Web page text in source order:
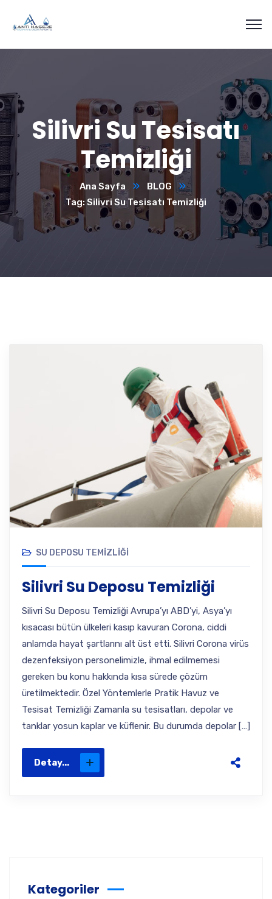
Silivri Su Tesisatı
Temizliği
Ana Sayfa
BLOG
Tag: Silivri Su Tesisatı Temizliği
SU DEPOSU TEMIZLIĞI
Silivri Su Deposu Temizliği
Silivri Su Deposu Temizliği Avrupa’yı ABD’yi, Asya’yı
kısacası bütün ülkeleri kasıp kavuran Corona, ciddi
anlamda hayat şartlarını alt üst etti. Silivri Corona virüs
dezenfeksiyon personelimizle, ihmal edilmemesi
gereken bu konu hakkında kısa sürede çözüm
üretilmektedir. Özel Yöntemlerle Pratik Havuz ve
Tesisat Temizliği Zamanla su tesisatları, depolar ve
tanklar yosun kaplar ve küflenir. Bu durumda depolar […]
Detay...
Kategoriler